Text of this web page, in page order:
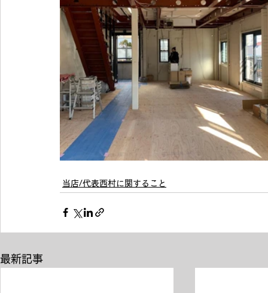
当店/代表西村に関すること
最新記事